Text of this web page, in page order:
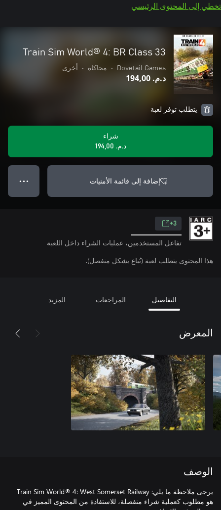
تخطي إلى المحتوى الرئيسي
Train Sim World® 4: BR Class 33
Dovetail Games
• محاكاة • أخرى
د.م.‏ 194,00
يتطلب توفر لعبة
شراء
د.م.‏ 194,00
إضافة إلى قائمة الأمنيات ● ● ●
3+
تفاعل المستخدمين، عمليات الشراء داخل اللعبة
هذا المحتوى يتطلب لعبة (تُباع بشكل منفصل).
التفاصيل المراجعات المزيد
المعرض
الوصف
يرجى ملاحظة ما يلي: Train Sim World® 4: West Somerset Railway
هو مطلوب كعملية شراء منفصلة، للاستفادة من المحتوى المميز في